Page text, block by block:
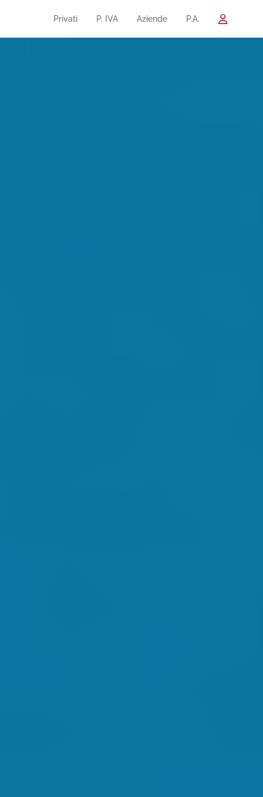
Privati P. IVA Aziende P.A.